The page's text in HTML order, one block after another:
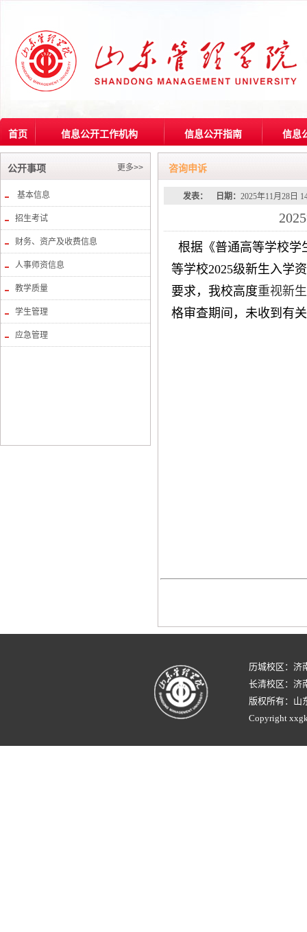
首页 信息公开工作机构 信息公开指南 信息
公开事项 更多>>
基本信息
招生考试
财务、资产及收费信息
人事师资信息
教学质量
学生管理
应急管理
咨询申诉
发表： 日期： 2025年11月28日
根据 《普通高等学校学
等学校2025级新生入学
要求，我校高度重视新
格审查期间，未收到有
历城校区：
长清校区：
版权所有：山
Copyright